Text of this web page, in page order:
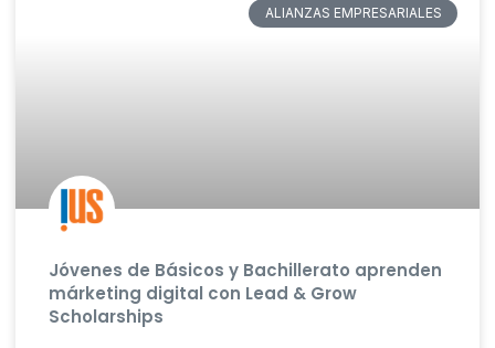
ALIANZAS EMPRESARIALES
Jóvenes de Básicos y Bachillerato aprenden
márketing digital con Lead & Grow
Scholarships